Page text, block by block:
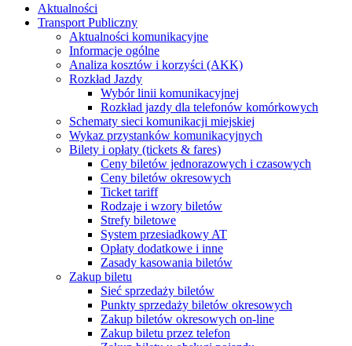
Aktualności
Transport Publiczny
Aktualności komunikacyjne
Informacje ogólne
Analiza kosztów i korzyści (AKK)
Rozkład Jazdy
Wybór linii komunikacyjnej
Rozkład jazdy dla telefonów komórkowych
Schematy sieci komunikacji miejskiej
Wykaz przystanków komunikacyjnych
Bilety i opłaty (tickets & fares)
Ceny biletów jednorazowych i czasowych
Ceny biletów okresowych
Ticket tariff
Rodzaje i wzory biletów
Strefy biletowe
System przesiadkowy AT
Opłaty dodatkowe i inne
Zasady kasowania biletów
Zakup biletu
Sieć sprzedaży biletów
Punkty sprzedaży biletów okresowych
Zakup biletów okresowych on-line
Zakup biletu przez telefon